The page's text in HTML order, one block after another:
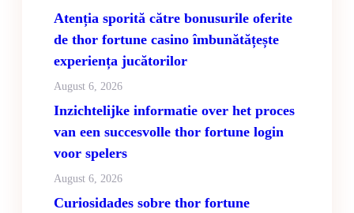
Atenția sporită către bonusurile oferite
de thor fortune casino îmbunătățește
experiența jucătorilor
August 6, 2026
Inzichtelijke informatie over het proces
van een succesvolle thor fortune login
voor spelers
August 6, 2026
Curiosidades sobre thor fortune